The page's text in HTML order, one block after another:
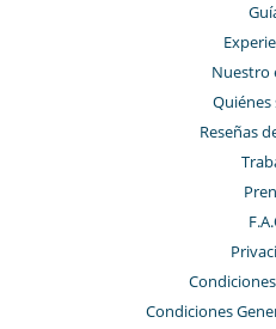
Nuestro
Quiénes
Reseñas
Condiciones